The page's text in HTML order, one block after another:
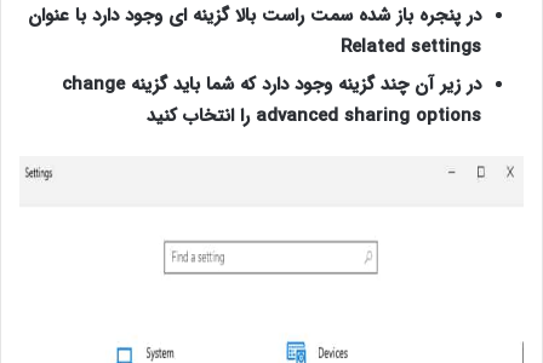
در پنجره باز شده سمت راست بالا گزینه ای وجود دارد با عنوان
Related settings
در زیر آن چند گزینه وجود دارد که شما باید گزینه change
advanced sharing options را انتخاب کنید